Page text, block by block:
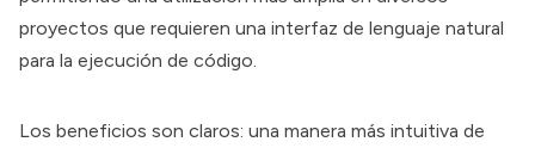
proyectos que requieren una interfaz de lenguaje natural
para la ejecución de código.
Los beneficios son claros: una manera más intuitiva de